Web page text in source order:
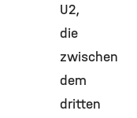
U2,
die
zwischen
dem
dritten